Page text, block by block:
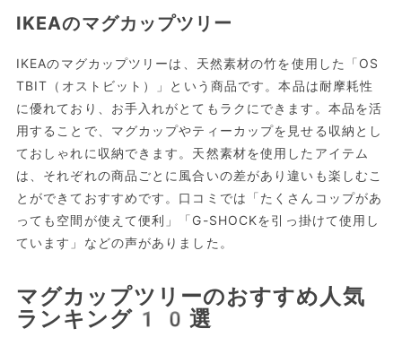
IKEAのマグカップツリー
IKEAのマグカップツリーは、天然素材の竹を使用した「OS
TBIT（オストビット）」という商品です。本品は耐摩耗性
に優れており、お手入れがとてもラクにできます。本品を活
用することで、マグカップやティーカップを見せる収納とし
ておしゃれに収納できます。天然素材を使用したアイテム
は、それぞれの商品ごとに風合いの差があり違いも楽しむこ
とができておすすめです。口コミでは「たくさんコップがあ
っても空間が使えて便利」「G-SHOCKを引っ掛けて使用し
ています」などの声がありました。
マグカップツリーのおすすめ人気
ランキング10選